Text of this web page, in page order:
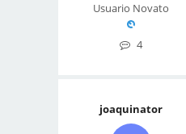
Usuario Novato
4
joaquinator